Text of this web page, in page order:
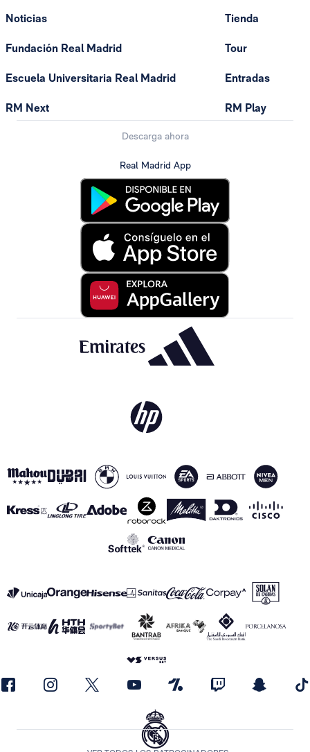
Noticias
Fundación Real Madrid
Escuela Universitaria Real Madrid
RM Next
Tienda
Tour
Entradas
RM Play
Descarga ahora
Real Madrid App